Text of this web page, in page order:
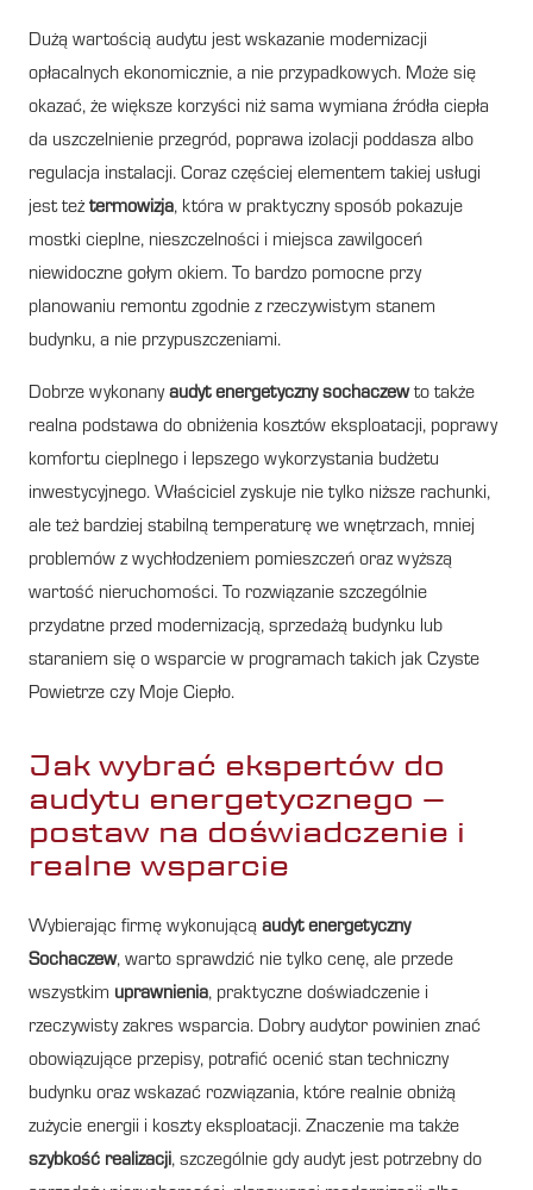
Dużą wartością audytu jest wskazanie modernizacji
opłacalnych ekonomicznie, a nie przypadkowych. Może się
okazać, że większe korzyści niż sama wymiana źródła ciepła
da uszczelnienie przegród, poprawa izolacji poddasza albo
regulacja instalacji. Coraz częściej elementem takiej usługi
jest też termowizja, która w praktyczny sposób pokazuje
mostki cieplne, nieszczelności i miejsca zawilgoceń
niewidoczne gołym okiem. To bardzo pomocne przy
planowaniu remontu zgodnie z rzeczywistym stanem
budynku, a nie przypuszczeniami.
Dobrze wykonanyaudyt energetyczny sochaczewto także
realna podstawa do obniżenia kosztów eksploatacji, poprawy
komfortu cieplnego i lepszego wykorzystania budżetu
inwestycyjnego. Właściciel zyskuje nie tylko niższe rachunki,
ale też bardziej stabilną temperaturę we wnętrzach, mniej
problemów z wychłodzeniem pomieszczeń oraz wyższą
wartość nieruchomości. To rozwiązanie szczególnie
przydatne przed modernizacją, sprzedażą budynku lub
staraniem się o wsparcie w programach takich jak Czyste
Powietrze czy Moje Ciepło.
Jak wybrać ekspertów do
audytu energetycznego –
postaw na doświadczenie i
realne wsparcie
Wybierając firmę wykonującą audyt energetyczny
Sochaczew, warto sprawdzić nie tylko cenę, ale przede
wszystkim uprawnienia, praktyczne doświadczenie i
rzeczywisty zakres wsparcia. Dobry audytor powinien znać
obowiązujące przepisy, potrafić ocenić stan techniczny
budynku oraz wskazać rozwiązania, które realnie obniżą
zużycie energii i koszty eksploatacji. Znaczenie ma także
szybkość realizacji, szczególnie gdy audyt jest potrzebny do